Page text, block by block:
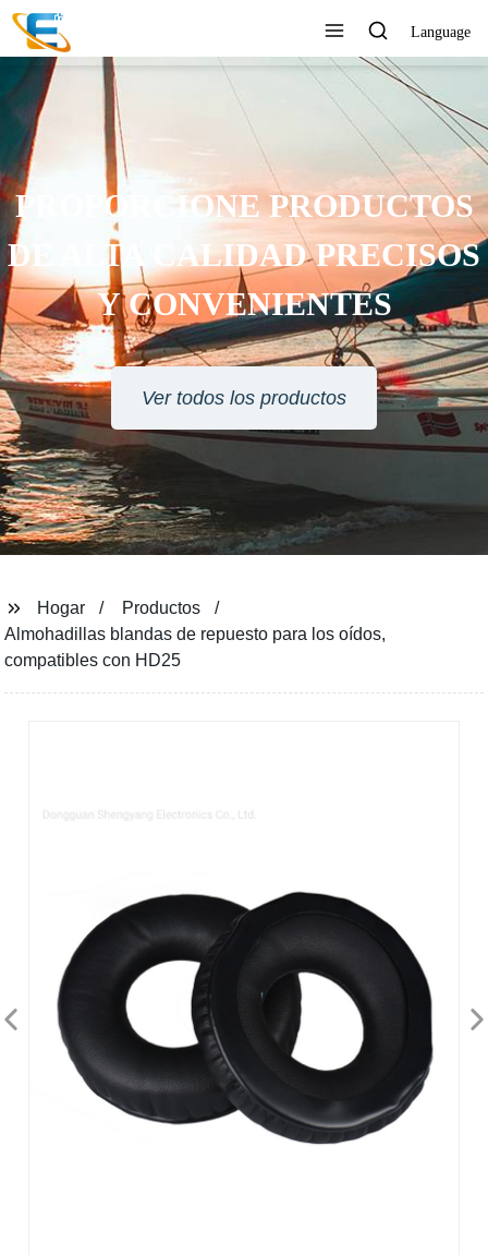
Language
SERVICIO AL CLIENTE 24
HORAS EN LÍNEA
Ver todos los productos
Hogar
Productos
Almohadillas blandas de repuesto para los oídos,
compatibles con HD25